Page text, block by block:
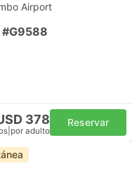
Airport
#G9588
378
por adulto
Reservar